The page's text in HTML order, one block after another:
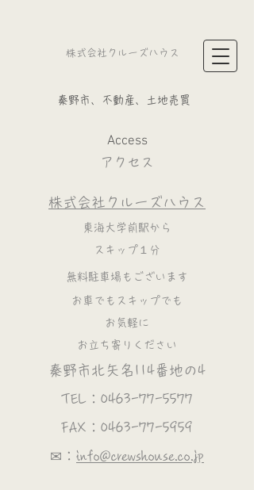
​株式会社クルーズハウス
​秦野市、不動産、土地売買
Access
アクセス
株式会社クルーズハウス
東海大学前駅から
スキップ１分
無料駐車場 ​も ございます
お車でも スキップでも
お気軽に
お立ち寄りください
秦野市北矢名114番地の4
TEL：0463-77-5577
FAX：0463-77-5959
✉： info@crewshouse.co.jp